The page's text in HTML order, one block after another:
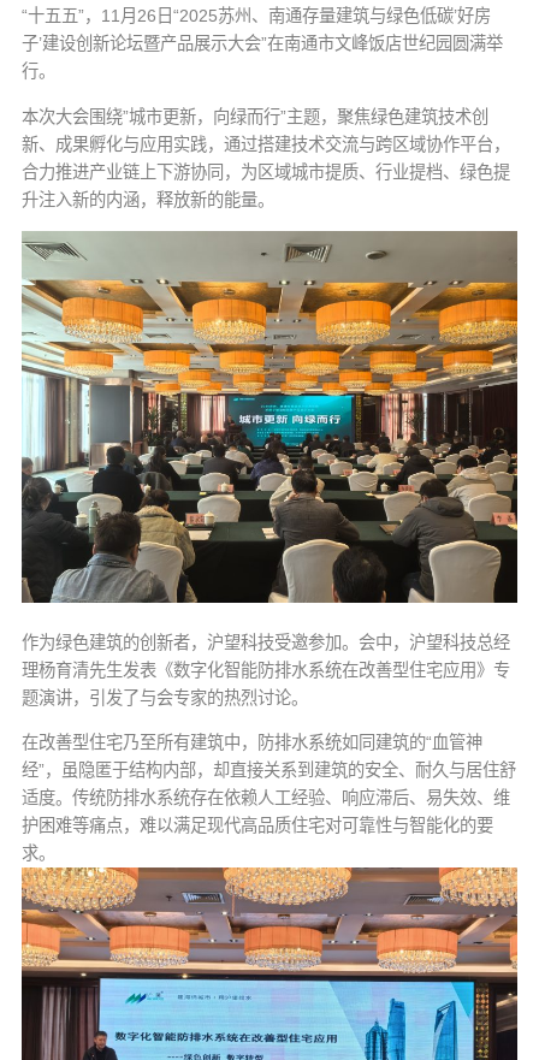
“十五五”， 11月26日“2025苏州、南通存量建筑与绿色低碳’好房
子’建设创新论坛暨产品展示大会”在南通市文峰饭店世纪园圆满举
行。
本次大会围绕”城市更新，向绿而行”主题，聚焦绿色建筑技术创
新、成果孵化与应用实践，通过搭建技术交流与跨区域协作平台，
合力推进产业链上下游协同，为区域城市提质、行业提档、绿色提
升注入新的内涵，释放新的能量。
作为绿色建筑的创新者，沪望科技受邀参加。会中， 沪望科技总经
理杨育清先生发表《数字化智能防排水系统在改善型住宅应用》专
题演讲，引发了与会专家的热烈讨论。
在改善型住宅乃至所有建筑中，防排水系统如同建筑的“血管神
经”，虽隐匿于结构内部，却直接关系到建筑的安全、耐久与居住舒
适度。传统防排水系统存在依赖人工经验、响应滞后、易失效、维
护困难等痛点，难以满足现代高品质住宅对可靠性与智能化的要
求。